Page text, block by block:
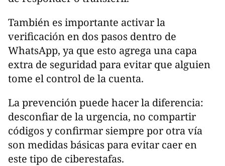
También es importante activar la
verificación en dos pasos dentro de
WhatsApp, ya que esto agrega una capa
extra de seguridad para evitar que alguien
tome el control de la cuenta.
La prevención puede hacer la diferencia:
desconfiar de la urgencia, no compartir
códigos y confirmar siempre por otra vía
son medidas básicas para evitar caer en
este tipo de ciberestafas.